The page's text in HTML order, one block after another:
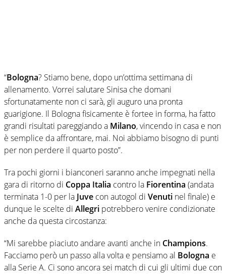
“Bologna? Stiamo bene, dopo un’ottima settimana di
allenamento. Vorrei salutare Sinisa che domani
sfortunatamente non ci sarà, gli auguro una pronta
guarigione. Il Bologna fisicamente è fortee in forma, ha fatto
grandi risultati pareggiando a Milano, vincendo in casa e non
è semplice da affrontare, mai. Noi abbiamo bisogno di punti
per non perdere il quarto posto”.
Tra pochi giorni i bianconeri saranno anche impegnati nella
gara di ritorno di Coppa Italia contro la Fiorentina (andata
terminata 1-0 per la Juve con autogol di Venuti nel finale) e
dunque le scelte di Allegri potrebbero venire condizionate
anche da questa circostanza:
“Mi sarebbe piaciuto andare avanti anche in Champions.
Facciamo però un passo alla volta e pensiamo al Bologna e
alla Serie A. Ci sono ancora sei match di cui gli ultimi due con